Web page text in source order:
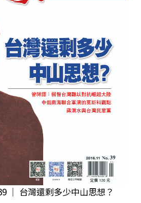
│ 台灣還剩多少中山思想？